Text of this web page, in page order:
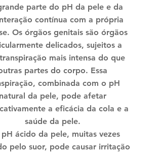
parte do pH da pele e da
contínua com a própria
Os órgãos genitais são órgãos
delicados, sujeitos a
mais intensa do que
partes do corpo. Essa
combinada com o pH
natural da pele, pode afetar
a eficácia da cola e a
saúde da pele.
pH ácido da pele, muitas vezes
pelo suor, pode causar irritação